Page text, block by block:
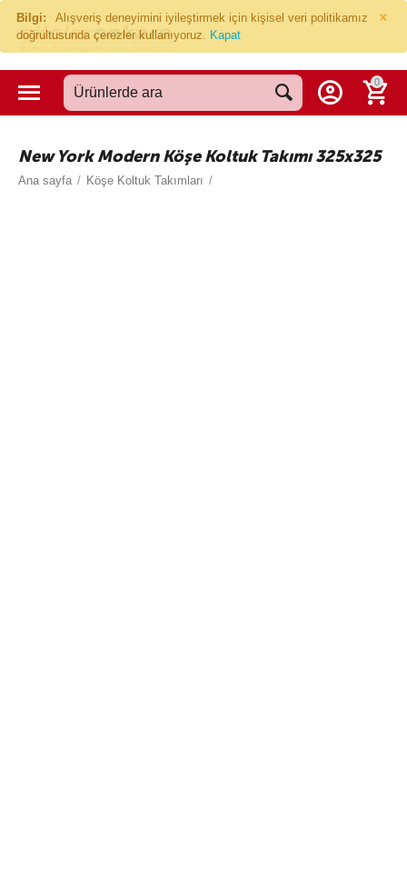
×
Bilgi:
Alışveriş deneyimini iyileştirmek için kişisel veri politikamız
doğrultusunda çerezler kullanıyoruz. Kapat
0
New York Modern Köşe Koltuk Takımı 325x325
Ana sayfa / Köşe Koltuk Takımları /